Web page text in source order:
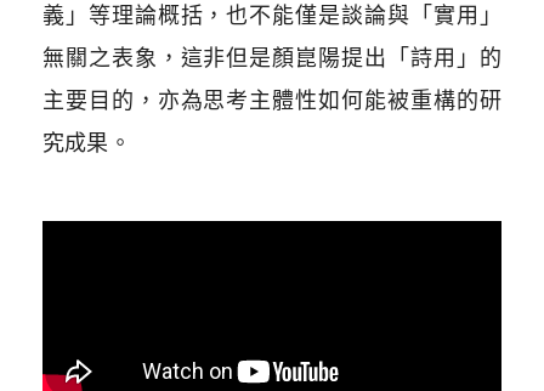
義」等理論概括，也不能僅是談論與「實用」
無關之表象，這非但是顏崑陽提出「詩用」的
主要目的，亦為思考主體性如何能被重構的研
究成果。